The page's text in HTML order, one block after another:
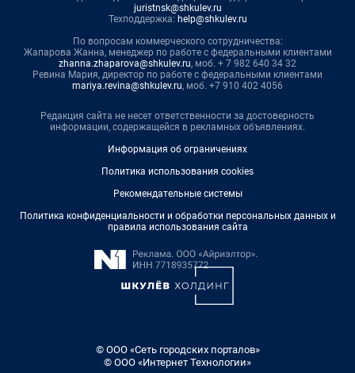
juristnsk@shkulev.ru
Техподдержка: help@shkulev.ru
По вопросам коммерческого сотрудничества:
Жапарова Жанна, менеджер по работе с федеральными клиентами
zhanna.zhaparova@shkulev.ru, моб. + 7 982 640 34 32
Ревина Мария, директор по работе с федеральными клиентами
mariya.revina@shkulev.ru, моб. +7 910 402 4056
Редакция сайта не несет ответственности за достоверность
информации, содержащейся в рекламных объявлениях.
Информация об ограничениях
Политика использования cookies
Рекомендательные системы
Политика конфиденциальности и обработки персональных данных и
правила использования сайта
© ООО «Сеть городских порталов»
© ООО «Интернет Технологии»